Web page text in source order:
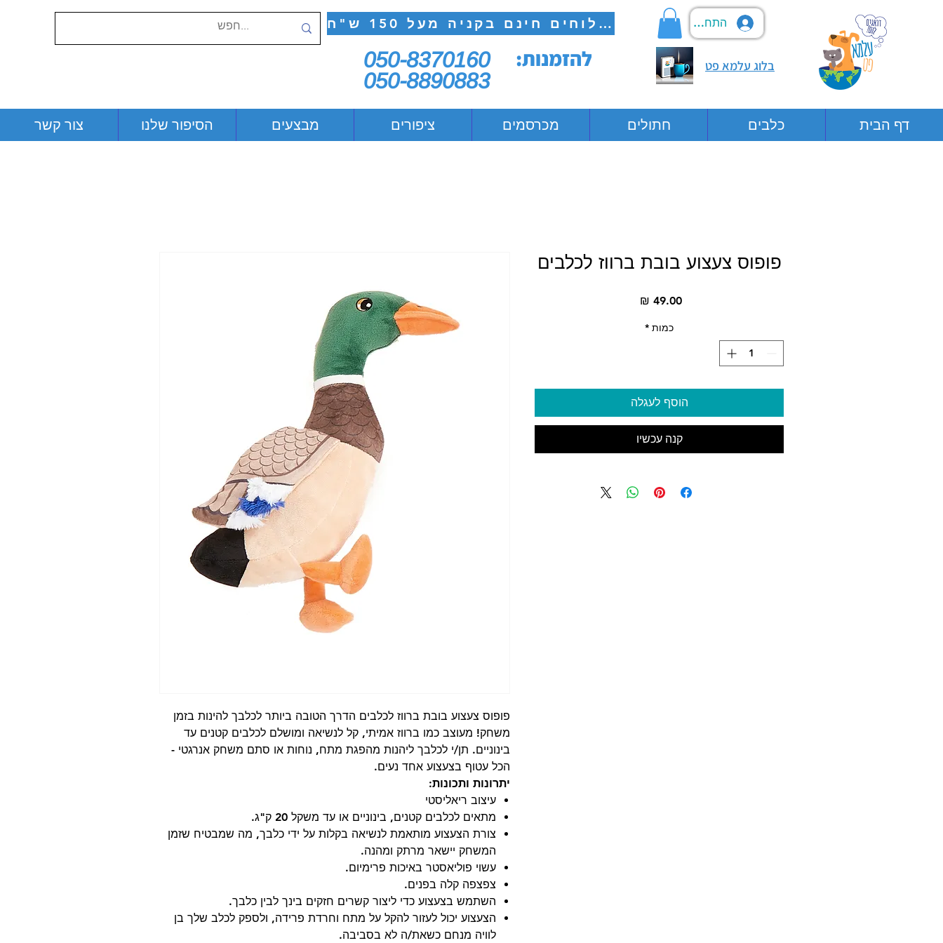
משלוחים חינם בקניה מעל 150 ש"ח
050-8370160
050-8890883
להזמנות:
התחבר
בלוג עלמא פט
צור קשר הסיפור שלנו מבצעים ציפורים מכרסמים חתולים כלבים דף הבית
פופוס צעצוע בובת ברווז לכלבים הדרך הטובה ביותר לכלבך להינות בזמן
משחק! מעוצב כמו ברווז אמיתי, קל לנשיאה ומושלם לכלבים קטנים עד
בינוניים. תן/י לכלבך ליהנות מהפגת מתח, נוחות או סתם משחק אנרגטי -
הכל עטוף בצעצוע אחד נעים.
יתרונות ותכונות:
עיצוב ריאליסטי
מתאים לכלבים קטנים, בינוניים או עד משקל 20 ק"ג.
צורת הצעצוע מותאמת לנשיאה בקלות על ידי כלבך, מה שמבטיח שזמן
המשחק יישאר מרתק ומהנה.
עשוי פוליאסטר באיכות פרימיום.
צפצפה קלה בפנים.
השתמש בצעצוע כדי ליצור קשרים חזקים בינך לבין כלבך.
הצעצוע יכול לעזור להקל על מתח וחרדת פרידה, ולספק לכלב שלך בן
לוויה מנחם כשאת/ה לא בסביבה.
פופוס צעצוע בובת ברווז לכלבים
כמות *
הוסף לעגלה
קנה עכשיו